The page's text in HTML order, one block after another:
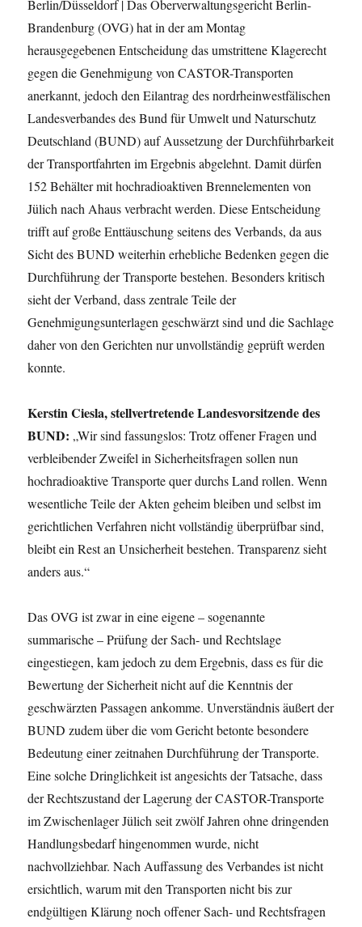
Berlin/Düsseldorf | Das Oberverwaltungsgericht Berlin-
Brandenburg (OVG) hat in der am Montag
herausgegebenen Entscheidung das umstrittene Klagerecht
gegen die Genehmigung von CASTOR-Transporten
anerkannt, jedoch den Eilantrag des nordrheinwestfälischen
Landesverbandes des Bund für Umwelt und Naturschutz
Deutschland (BUND) auf Aussetzung der Durchführbarkeit
der Transportfahrten im Ergebnis abgelehnt. Damit dürfen
152 Behälter mit hochradioaktiven Brennelementen von
Jülich nach Ahaus verbracht werden. Diese Entscheidung
trifft auf große Enttäuschung seitens des Verbands, da aus
Sicht des BUND weiterhin erhebliche Bedenken gegen die
Durchführung der Transporte bestehen. Besonders kritisch
sieht der Verband, dass zentrale Teile der
Genehmigungsunterlagen geschwärzt sind und die Sachlage
daher von den Gerichten nur unvollständig geprüft werden
konnte.
Kerstin Ciesla, stellvertretende Landesvorsitzende des
BUND:„Wir sind fassungslos: Trotz offener Fragen und
verbleibender Zweifel in Sicherheitsfragen sollen nun
hochradioaktive Transporte quer durchs Land rollen. Wenn
wesentliche Teile der Akten geheim bleiben und selbst im
gerichtlichen Verfahren nicht vollständig überprüfbar sind,
bleibt ein Rest an Unsicherheit bestehen. Transparenz sieht
anders aus.“
Das OVG ist zwar in eine eigene – sogenannte
summarische – Prüfung der Sach- und Rechtslage
eingestiegen, kam jedoch zu dem Ergebnis, dass es für die
Bewertung der Sicherheit nicht auf die Kenntnis der
geschwärzten Passagen ankomme. Unverständnis äußert der
BUND zudem über die vom Gericht betonte besondere
Bedeutung einer zeitnahen Durchführung der Transporte.
Eine solche Dringlichkeit ist angesichts der Tatsache, dass
der Rechtszustand der Lagerung der CASTOR-Transporte
im Zwischenlager Jülich seit zwölf Jahren ohne dringenden
Handlungsbedarf hingenommen wurde, nicht
nachvollziehbar. Nach Auffassung des Verbandes ist nicht
ersichtlich, warum mit den Transporten nicht bis zur
endgültigen Klärung noch offener Sach- und Rechtsfragen